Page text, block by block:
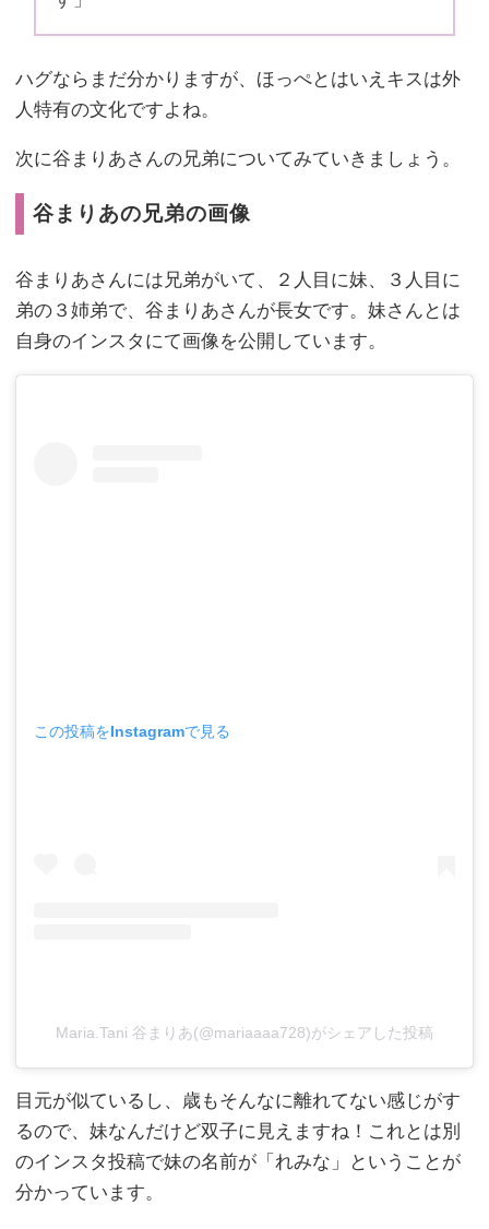
ハグならまだ分かりますが、ほっぺとはいえキスは外
人特有の文化ですよね。
次に谷まりあさんの兄弟についてみていきましょう。
谷まりあの兄弟の画像
谷まりあさんには兄弟がいて、２人目に妹、３人目に
弟の３姉弟で、谷まりあさんが長女です。妹さんとは
自身のインスタにて画像を公開しています。
この投稿をInstagramで見る
Maria.Tani 谷まりあ(@mariaaaa728)がシェアした投稿
目元が似ているし、歳もそんなに離れてない感じがす
るので、妹なんだけど双子に見えますね！これとは別
のインスタ投稿で妹の名前が「れみな」ということが
分かっています。